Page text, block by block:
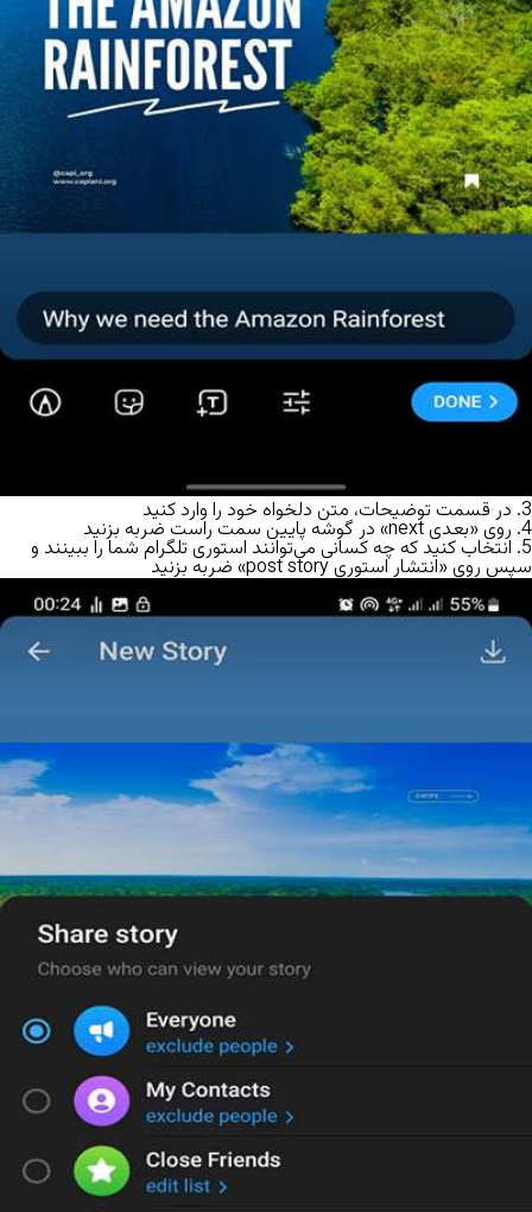
3. در قسمت توضیحات، متن دلخواه خود را وارد کنید
4. روی «بعدی next» در گوشه پایین سمت راست ضربه بزنید
5. انتخاب کنید که چه کسانی می‌توانند استوری تلگرام شما را ببینند و
سپس روی «انتشار استوری post story» ضربه بزنید